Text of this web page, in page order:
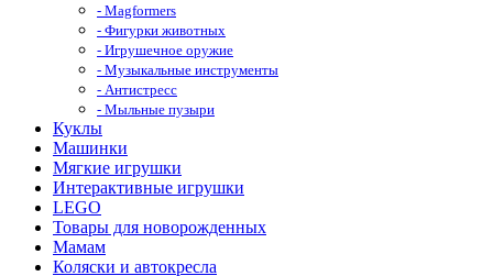
- Magformers
- Фигурки животных
- Игрушечное оружие
- Музыкальные инструменты
- Антистресс
- Мыльные пузыри
Куклы
Машинки
Мягкие игрушки
Интерактивные игрушки
LEGO
Товары для новорожденных
Мамам
Коляски и автокресла